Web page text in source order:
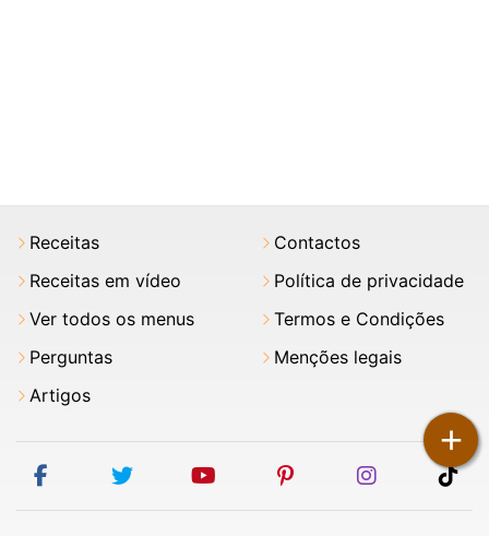
+
Receitas
Receitas em vídeo
Ver todos os menus
Perguntas
Artigos
Contactos
Política de privacidade
Termos e Condições
Menções legais
facebooktwitter youtubepinterestinstagram